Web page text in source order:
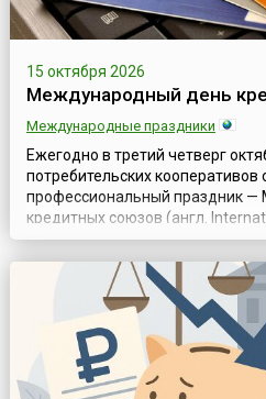
15 октября 2026
Международный день
Международные праздники
Ежегодно в третий четверг
потребительских кооперативов
профессиональный праздник
кредитных союзов (англ.
всемирный праздник
пор является поводом для
мероприятий: дней открытых
филиалов, благотворительных